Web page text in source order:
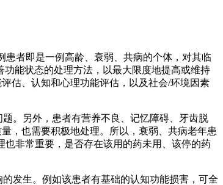
者即是一例高龄、衰弱、共病的个体，对其临
能状态的处理方法，以最大限度地提高或维持
估、认知和心理功能评估，以及社会/环境因素
。另外，患者有营养不良、记忆障碍、牙齿脱
，也需要积极地处理。所以，衰弱、共病老年患
非常重要，是否存在该用的药未用、该停的药
发生。例如该患者有基础的认知功能损害，可全